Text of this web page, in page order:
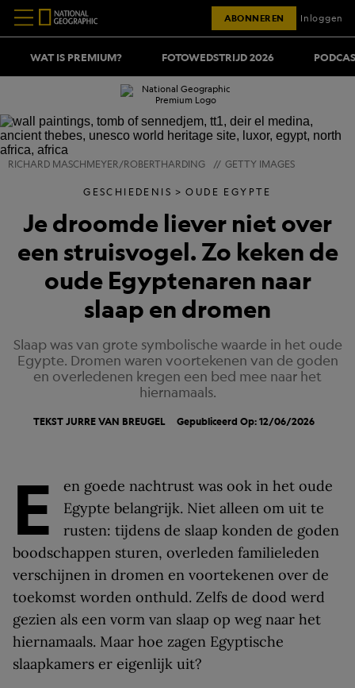
WAT IS PREMIUM? FOTOWEDSTRIJD 2026
ABONNEREN Inloggen
RICHARD MASCHMEYER/ROBERTHARDING // GETTY IMAGES
GESCHIEDENIS OUDE EGYPTE
Je droomde liever niet over
een struisvogel. Zo keken de
oude Egyptenaren naar
slaap en dromen
Slaap was van grote symbolische waarde in het oude
Egypte. Dromen waren voortekenen van de goden
en overledenen kregen een bed mee naar het
hiernamaals.
TEKSTJURRE VAN BREUGEL Gepubliceerd Op: 12/06/2026
E
en goede nachtrust was ook in het oude
Egypte belangrijk. Niet alleen om uit te
rusten: tijdens de slaap konden de goden
boodschappen sturen, overleden familieleden
verschijnen in dromen en voortekenen over de
toekomst worden onthuld. Zelfs de dood werd
gezien als een vorm van slaap op weg naar het
hiernamaals. Maar hoe zagen Egyptische
slaapkamers er eigenlijk uit?